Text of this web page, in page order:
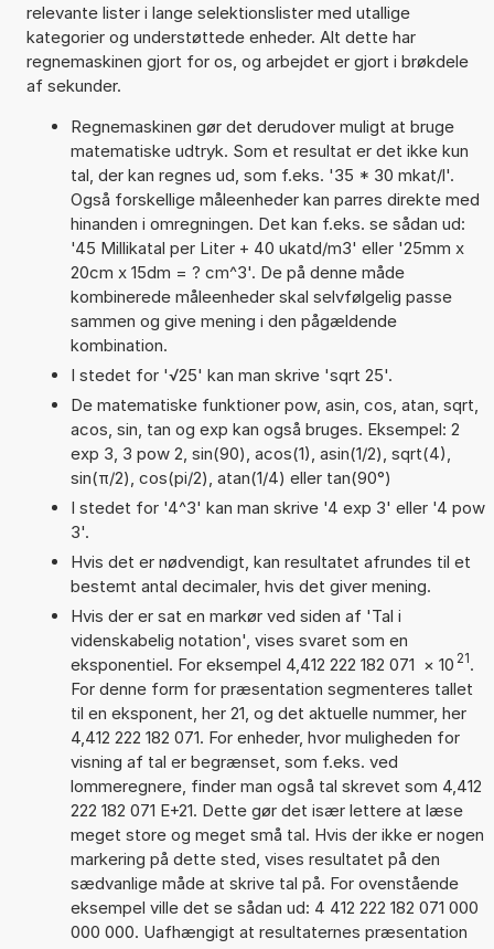
relevante lister i lange selektionslister med utallige
kategorier og understøttede enheder. Alt dette har
regnemaskinen gjort for os, og arbejdet er gjort i brøkdele
af sekunder.
Regnemaskinen gør det derudover muligt at bruge
matematiske udtryk. Som et resultat er det ikke kun
tal, der kan regnes ud, som f.eks. '35 * 30 mkat/l'.
Også forskellige måleenheder kan parres direkte med
hinanden i omregningen. Det kan f.eks. se sådan ud:
'45 Millikatal per Liter + 40 ukatd/m3' eller '25mm x
20cm x 15dm = ? cm^3'. De på denne måde
kombinerede måleenheder skal selvfølgelig passe
sammen og give mening i den pågældende
kombination.
I stedet for '√25' kan man skrive 'sqrt 25'.
De matematiske funktioner pow, asin, cos, atan, sqrt,
acos, sin, tan og exp kan også bruges. Eksempel: 2
exp 3, 3 pow 2, sin(90), acos(1), asin(1/2), sqrt(4),
sin(π/2), cos(pi/2), atan(1/4) eller tan(90°)
I stedet for '4^3' kan man skrive '4 exp 3' eller '4 pow
3'.
Hvis det er nødvendigt, kan resultatet afrundes til et
bestemt antal decimaler, hvis det giver mening.
Hvis der er sat en markør ved siden af 'Tal i
videnskabelig notation', vises svaret som en
eksponentiel. For eksempel 4,412 222 182 071 × 10 21.
For denne form for præsentation segmenteres tallet
til en eksponent, her 21, og det aktuelle nummer, her
4,412 222 182 071. For enheder, hvor muligheden for
visning af tal er begrænset, som f.eks. ved
lommeregnere, finder man også tal skrevet som 4,412
222 182 071 E+21. Dette gør det især lettere at læse
meget store og meget små tal. Hvis der ikke er nogen
markering på dette sted, vises resultatet på den
sædvanlige måde at skrive tal på. For ovenstående
eksempel ville det se sådan ud: 4 412 222 182 071 000
000 000. Uafhængigt at resultaternes præsentation